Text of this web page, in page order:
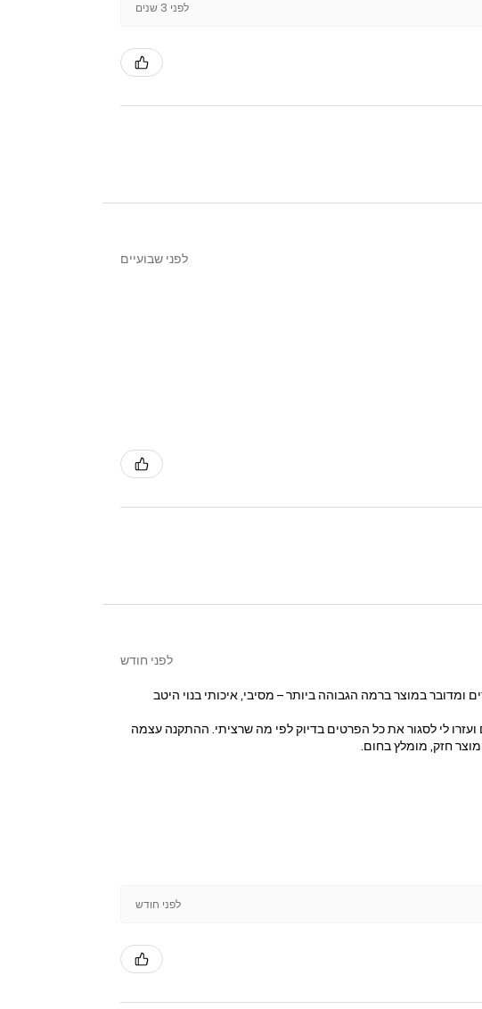
לפני 3 שנים
לפני שבועיים
לפני חודש
במוצר ברמה הגבוהה ביותר – מסיבי, איכותי בנוי היטב
לי לסגור את כל הפרטים בדיוק לפי מה שרציתי. ההתקנה עצמה
חזק, מומלץ בחום.
לפני חודש